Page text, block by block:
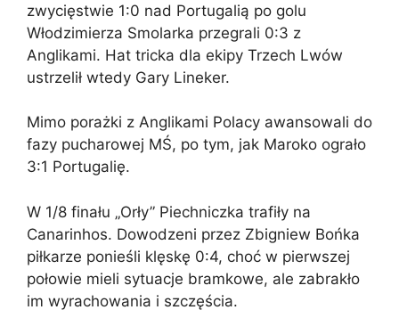
zwycięstwie 1:0 nad Portugalią po golu
Włodzimierza Smolarka przegrali 0:3 z
Anglikami. Hat tricka dla ekipy Trzech Lwów
ustrzelił wtedy Gary Lineker.
Mimo porażki z Anglikami Polacy awansowali do
fazy pucharowej MŚ, po tym, jak Maroko ograło
3:1 Portugalię.
W 1/8 finału „Orły” Piechniczka trafiły na
Canarinhos. Dowodzeni przez Zbigniew Bońka
piłkarze ponieśli klęskę 0:4, choć w pierwszej
połowie mieli sytuacje bramkowe, ale zabrakło
im wyrachowania i szczęścia.